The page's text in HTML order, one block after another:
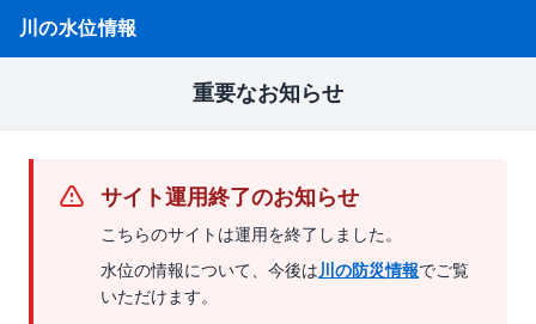
川の水位情報
重要なお知らせ
サイト運用終了のお知らせ
こちらのサイトは運用を終了しました。
水位の情報について、今後は川の防災情報でご覧
いただけます。